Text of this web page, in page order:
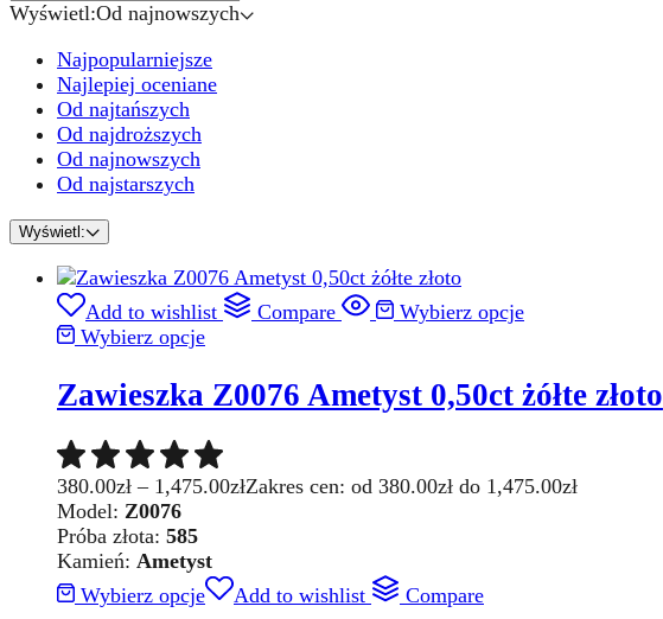
Wyświetl:Od najnowszych
Najpopularniejsze
Najlepiej oceniane
Od najtańszych
Od najdroższych
Od najnowszych
Od najstarszych
Wyświetl:
Add to wishlist Compare
Wybierz opcje
Wybierz opcje
Zawieszka Z0076 Ametyst 0,50ct żółte złoto
380.00zł – 1,475.00złZakres cen: od 380.00zł do 1,475.00zł
Model: Z0076
Próba złota: 585
Kamień: Ametyst
Wybierz opcje
Add to wishlist
Compare